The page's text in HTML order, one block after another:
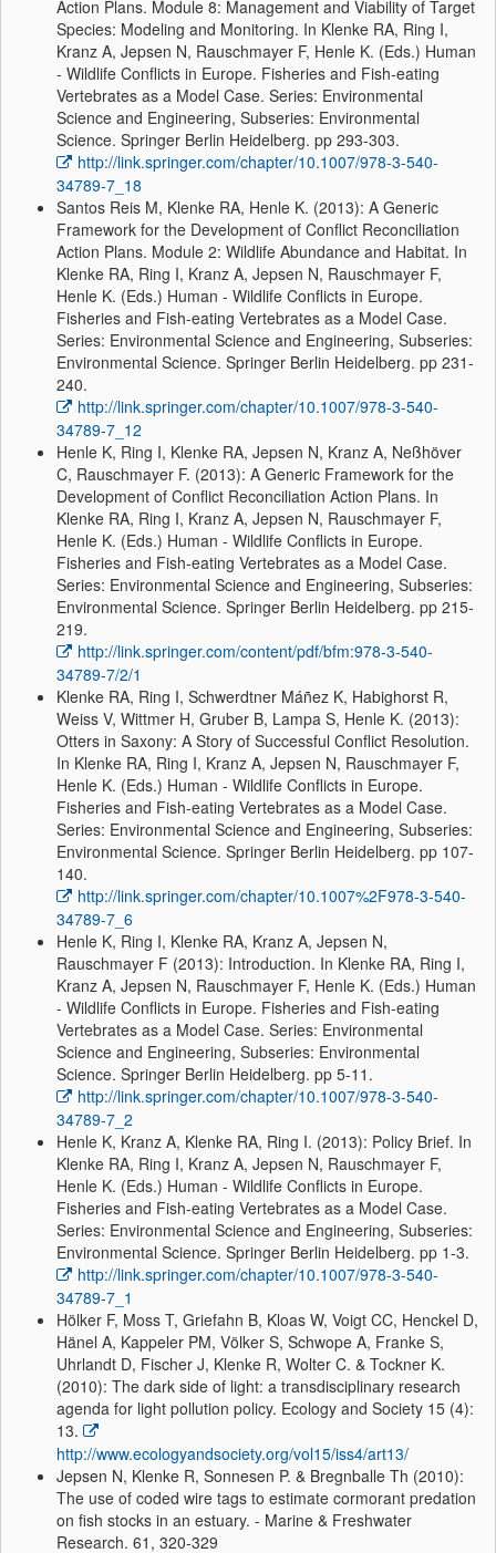
Action Plans. Module 8: Management and Viability of Target
Species: Modeling and Monitoring. In Klenke RA, Ring I,
Kranz A, Jepsen N, Rauschmayer F, Henle K. (Eds.) Human
- Wildlife Conflicts in Europe. Fisheries and Fish-eating
Vertebrates as a Model Case. Series: Environmental
Science and Engineering, Subseries: Environmental
Science. Springer Berlin Heidelberg. pp 293-303.
http://link.springer.com/chapter/10.1007/978-3-540-
34789-7_18
Santos Reis M, Klenke RA, Henle K. (2013): A Generic
Framework for the Development of Conflict Reconciliation
Action Plans. Module 2: Wildlife Abundance and Habitat. In
Klenke RA, Ring I, Kranz A, Jepsen N, Rauschmayer F,
Henle K. (Eds.) Human - Wildlife Conflicts in Europe.
Fisheries and Fish-eating Vertebrates as a Model Case.
Series: Environmental Science and Engineering, Subseries:
Environmental Science. Springer Berlin Heidelberg. pp 231-
240.
http://link.springer.com/chapter/10.1007/978-3-540-
34789-7_12
Henle K, Ring I, Klenke RA, Jepsen N, Kranz A, Neßhöver
C, Rauschmayer F. (2013): A Generic Framework for the
Development of Conflict Reconciliation Action Plans. In
Klenke RA, Ring I, Kranz A, Jepsen N, Rauschmayer F,
Henle K. (Eds.) Human - Wildlife Conflicts in Europe.
Fisheries and Fish-eating Vertebrates as a Model Case.
Series: Environmental Science and Engineering, Subseries:
Environmental Science. Springer Berlin Heidelberg. pp 215-
219.
http://link.springer.com/content/pdf/bfm:978-3-540-
34789-7/2/1
Klenke RA, Ring I, Schwerdtner Máñez K, Habighorst R,
Weiss V, Wittmer H, Gruber B, Lampa S, Henle K. (2013):
Otters in Saxony: A Story of Successful Conflict Resolution.
In Klenke RA, Ring I, Kranz A, Jepsen N, Rauschmayer F,
Henle K. (Eds.) Human - Wildlife Conflicts in Europe.
Fisheries and Fish-eating Vertebrates as a Model Case.
Series: Environmental Science and Engineering, Subseries:
Environmental Science. Springer Berlin Heidelberg. pp 107-
140.
http://link.springer.com/chapter/10.1007%2F978-3-540-
34789-7_6
Henle K, Ring I, Klenke RA, Kranz A, Jepsen N,
Rauschmayer F (2013): Introduction. In Klenke RA, Ring I,
Kranz A, Jepsen N, Rauschmayer F, Henle K. (Eds.) Human
- Wildlife Conflicts in Europe. Fisheries and Fish-eating
Vertebrates as a Model Case. Series: Environmental
Science and Engineering, Subseries: Environmental
Science. Springer Berlin Heidelberg. pp 5-11.
http://link.springer.com/chapter/10.1007/978-3-540-
34789-7_2
Henle K, Kranz A, Klenke RA, Ring I. (2013): Policy Brief. In
Klenke RA, Ring I, Kranz A, Jepsen N, Rauschmayer F,
Henle K. (Eds.) Human - Wildlife Conflicts in Europe.
Fisheries and Fish-eating Vertebrates as a Model Case.
Series: Environmental Science and Engineering, Subseries:
Environmental Science. Springer Berlin Heidelberg. pp 1-3.
http://link.springer.com/chapter/10.1007/978-3-540-
34789-7_1
Hölker F, Moss T, Griefahn B, Kloas W, Voigt CC, Henckel D,
Hänel A, Kappeler PM, Völker S, Schwope A, Franke S,
Uhrlandt D, Fischer J, Klenke R, Wolter C. & Tockner K.
(2010): The dark side of light: a transdisciplinary research
agenda for light pollution policy. Ecology and Society 15 (4):
13.
http://www.ecologyandsociety.org/vol15/iss4/art13/
Jepsen N, Klenke R, Sonnesen P. & Bregnballe Th (2010):
The use of coded wire tags to estimate cormorant predation
on fish stocks in an estuary. - Marine & Freshwater
Research. 61, 320-329